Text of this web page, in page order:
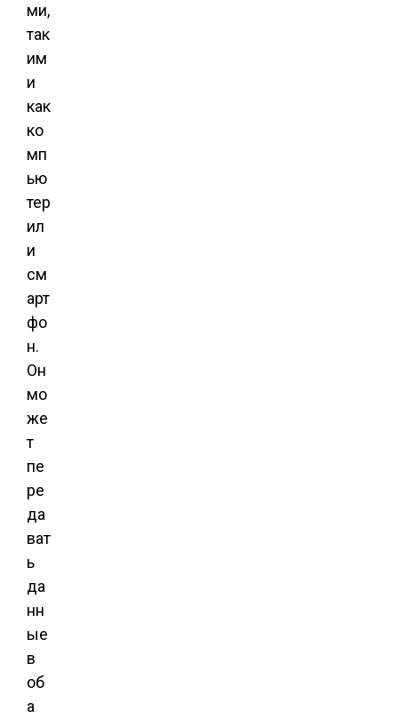
ми,
так
им
и
как
ко
мп
ью
тер
ил
и
см
арт
фо
н.
Он
мо
же
т
пе
ре
да
ват
ь
да
нн
ые
в
об
а